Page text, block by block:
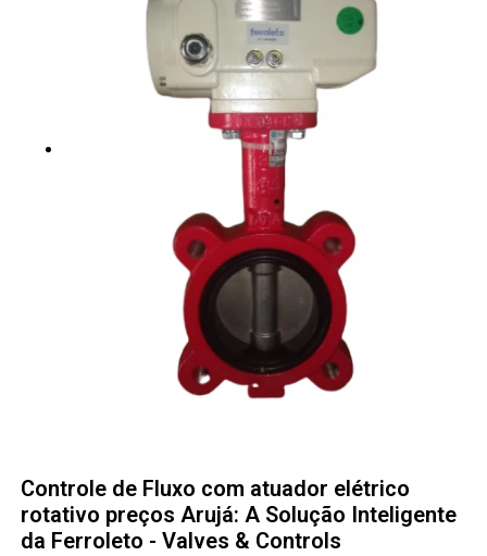
Controle de Fluxo com atuador elétrico
rotativo preços Arujá: A Solução Inteligente
da Ferroleto - Valves & Controls